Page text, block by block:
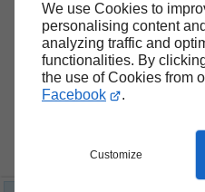
We use Cookies to
personalising content
analyzing traffic and
functionalities. By
the use of Cookies from
Facebook
.
Customize
Haut